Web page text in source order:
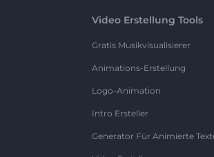
Video Erstellung Tools
Gratis Musikvisualisierer
Animations-Erstellung
Logo-Animation
Intro Ersteller
Generator Für Animierte